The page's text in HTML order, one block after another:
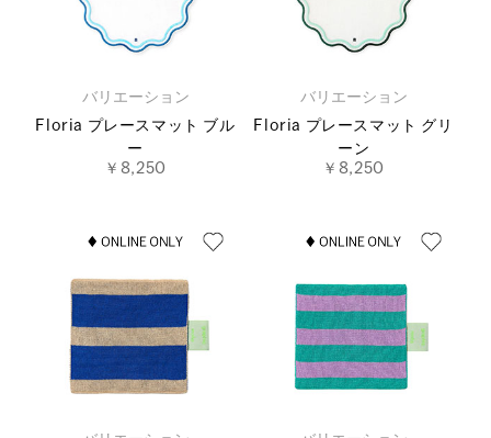
バリエーション
Floria プレースマット ブル
ー
￥8,250
バリエーション
Floria プレースマット グリ
ーン
￥8,250